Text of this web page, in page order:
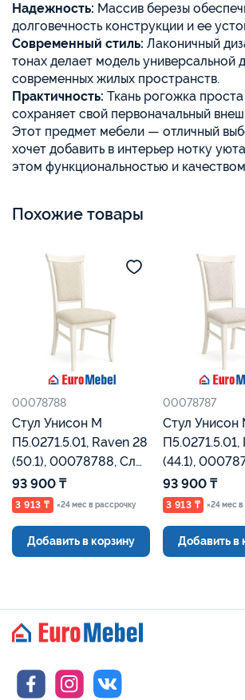
Надежность: Массив березы
долговечность конструкции и ее
Современный стиль: Лаконичный
тонах делает модель универсальной
современных жилых пространств.
Практичность: Ткань рогожка
сохраняет свой первоначальный
Этот предмет мебели — отличный
хочет добавить в интерьер нотку
этом функциональностью и
Похожие товары
00078788
Стул Унисон М
П5.0271.5.01, Raven 28
(50.1), 00078788, Сл
кость, Евромебель
93 900 ₸
3 913 ₸ ×24 мес в рассрочку
Добавить в корзину
00078787
Стул Унисон
П5.0271.5.01,
(44.1),
кость,
93 900 ₸
3 913 ₸ ×24 мес
Добавить в